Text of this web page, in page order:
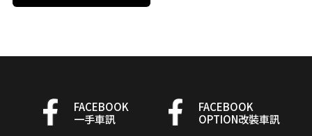
FACEBOOK
一手車訊
FACEBOOK
OPTION改裝車訊